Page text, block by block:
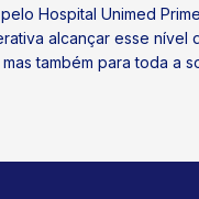
Hospital Unimed
alcançar esse
também para toda a